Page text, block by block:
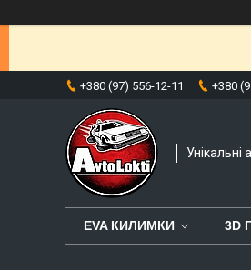
+380 (97) 556-12-11 +380
Унікальні
EVA КИЛИМКИ 3D